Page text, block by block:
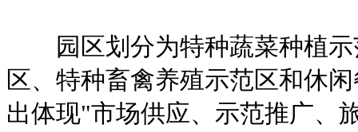
园区划分为特种蔬菜种植示
区、特种畜禽养殖示范区和休
出体现"市场供应、示范推广、